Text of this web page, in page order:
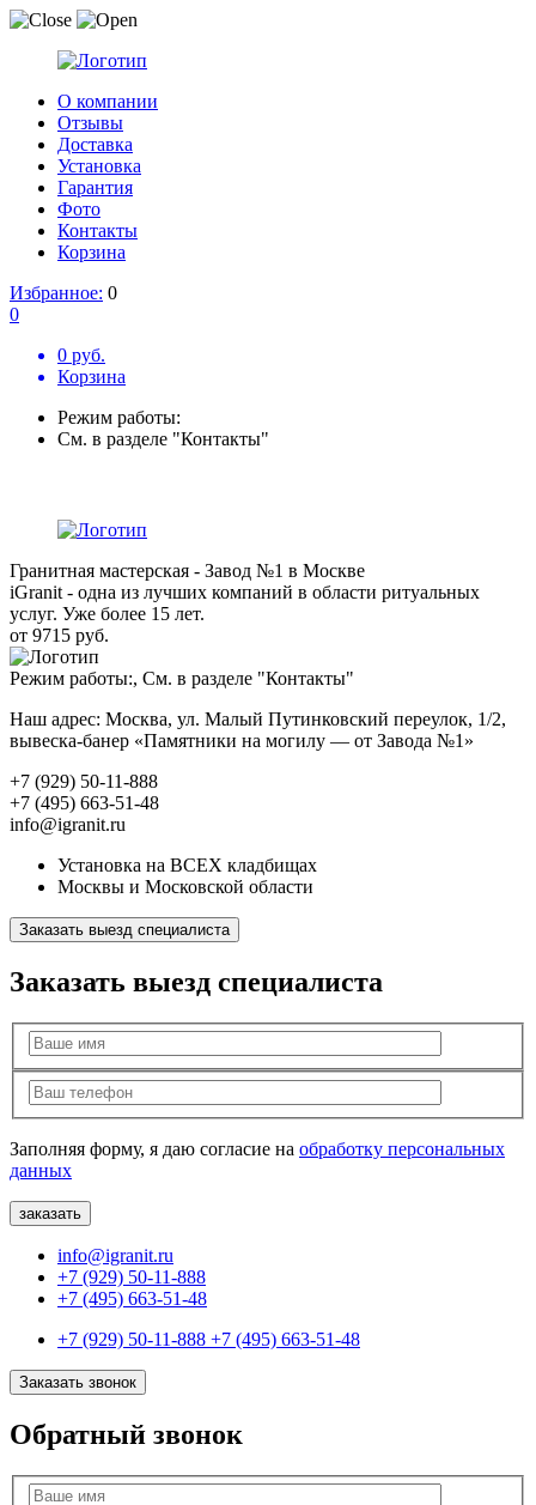
О компании
Отзывы
Доставка
Установка
Гарантия
Фото
Контакты
Корзина
Избранное: 0
0
0 руб.
Корзина
Режим работы:
См. в разделе "Контакты"
Гранитная мастерская - Завод №1 в Москве
iGranit - одна из лучших компаний в области ритуальных
услуг. Уже более 15 лет.
от 9715 руб.
Режим работы:, См. в разделе "Контакты"
Наш адрес: Москва, ул. Малый Путинковский переулок, 1/2,
вывеска-банер «Памятники на могилу — от Завода №1»
+7 (929) 50-11-888
+7 (495) 663-51-48
info@igranit.ru
Установка на ВСЕХ кладбищах
Москвы и Московской области
Заказать выезд специалиста
Заказать выезд специалиста
Заполняя форму, я даю согласие на обработку персональных
данных
info@igranit.ru
+7 (929) 50-11-888
+7 (495) 663-51-48
+7 (929) 50-11-888 +7 (495) 663-51-48
Заказать звонок
Обратный звонок